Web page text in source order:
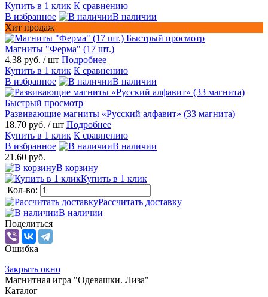
Купить в 1 клик К сравнению
В избранное
В наличии
Хит продаж
Быстрый просмотр
Магниты "Ферма" (17 шт.)
4.38 руб. / шт Подробнее
Купить в 1 клик К сравнению
В избранное
В наличии
Быстрый просмотр
Развивающие магниты «Русский алфавит» (33 магнита)
18.70 руб. / шт Подробнее
Купить в 1 клик К сравнению
В избранное
В наличии
21.60 руб.
В корзину
Купить в 1 клик
Кол-во:
Рассчитать доставку
В наличии
Поделиться
Ошибка
Закрыть окно
Магнитная игра "Одевашки. Лиза"
Каталог